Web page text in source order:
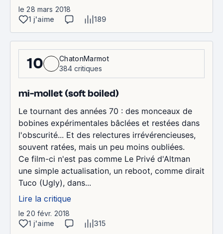
le 28 mars 2018
1 j'aime
189
10
ChatonMarmot
384 critiques
mi-mollet (soft boiled)
Le tournant des années 70 : des monceaux de
bobines expérimentales bâclées et restées dans
l'obscurité... Et des relectures irrévérencieuses,
souvent ratées, mais un peu moins oubliées.
Ce film-ci n'est pas comme Le Privé d'Altman
une simple actualisation, un reboot, comme dirait
Tuco (Ugly), dans...
Lire la critique
le 20 févr. 2018
1 j'aime
315